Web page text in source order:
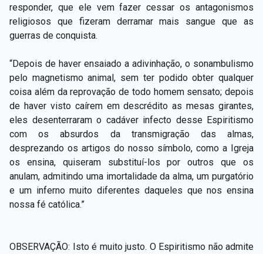
responder, que ele vem fazer cessar os antagonismos
religiosos que fizeram derramar mais sangue que as
guerras de conquista.
“Depois de haver ensaiado a adivinhação, o sonambulismo
pelo magnetismo animal, sem ter podido obter qualquer
coisa além da reprovação de todo homem sensato; depois
de haver visto caírem em descrédito as mesas girantes,
eles desenterraram o cadáver infecto desse Espiritismo
com os absurdos da transmigração das almas,
desprezando os artigos do nosso símbolo, como a Igreja
os ensina, quiseram substituí-los por outros que os
anulam, admitindo uma imortalidade da alma, um purgatório
e um inferno muito diferentes daqueles que nos ensina
nossa fé católica.”
OBSERVAÇÃO: Isto é muito justo. O Espiritismo não admite